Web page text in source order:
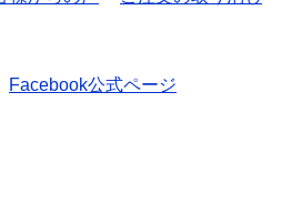
Facebook公式ページ